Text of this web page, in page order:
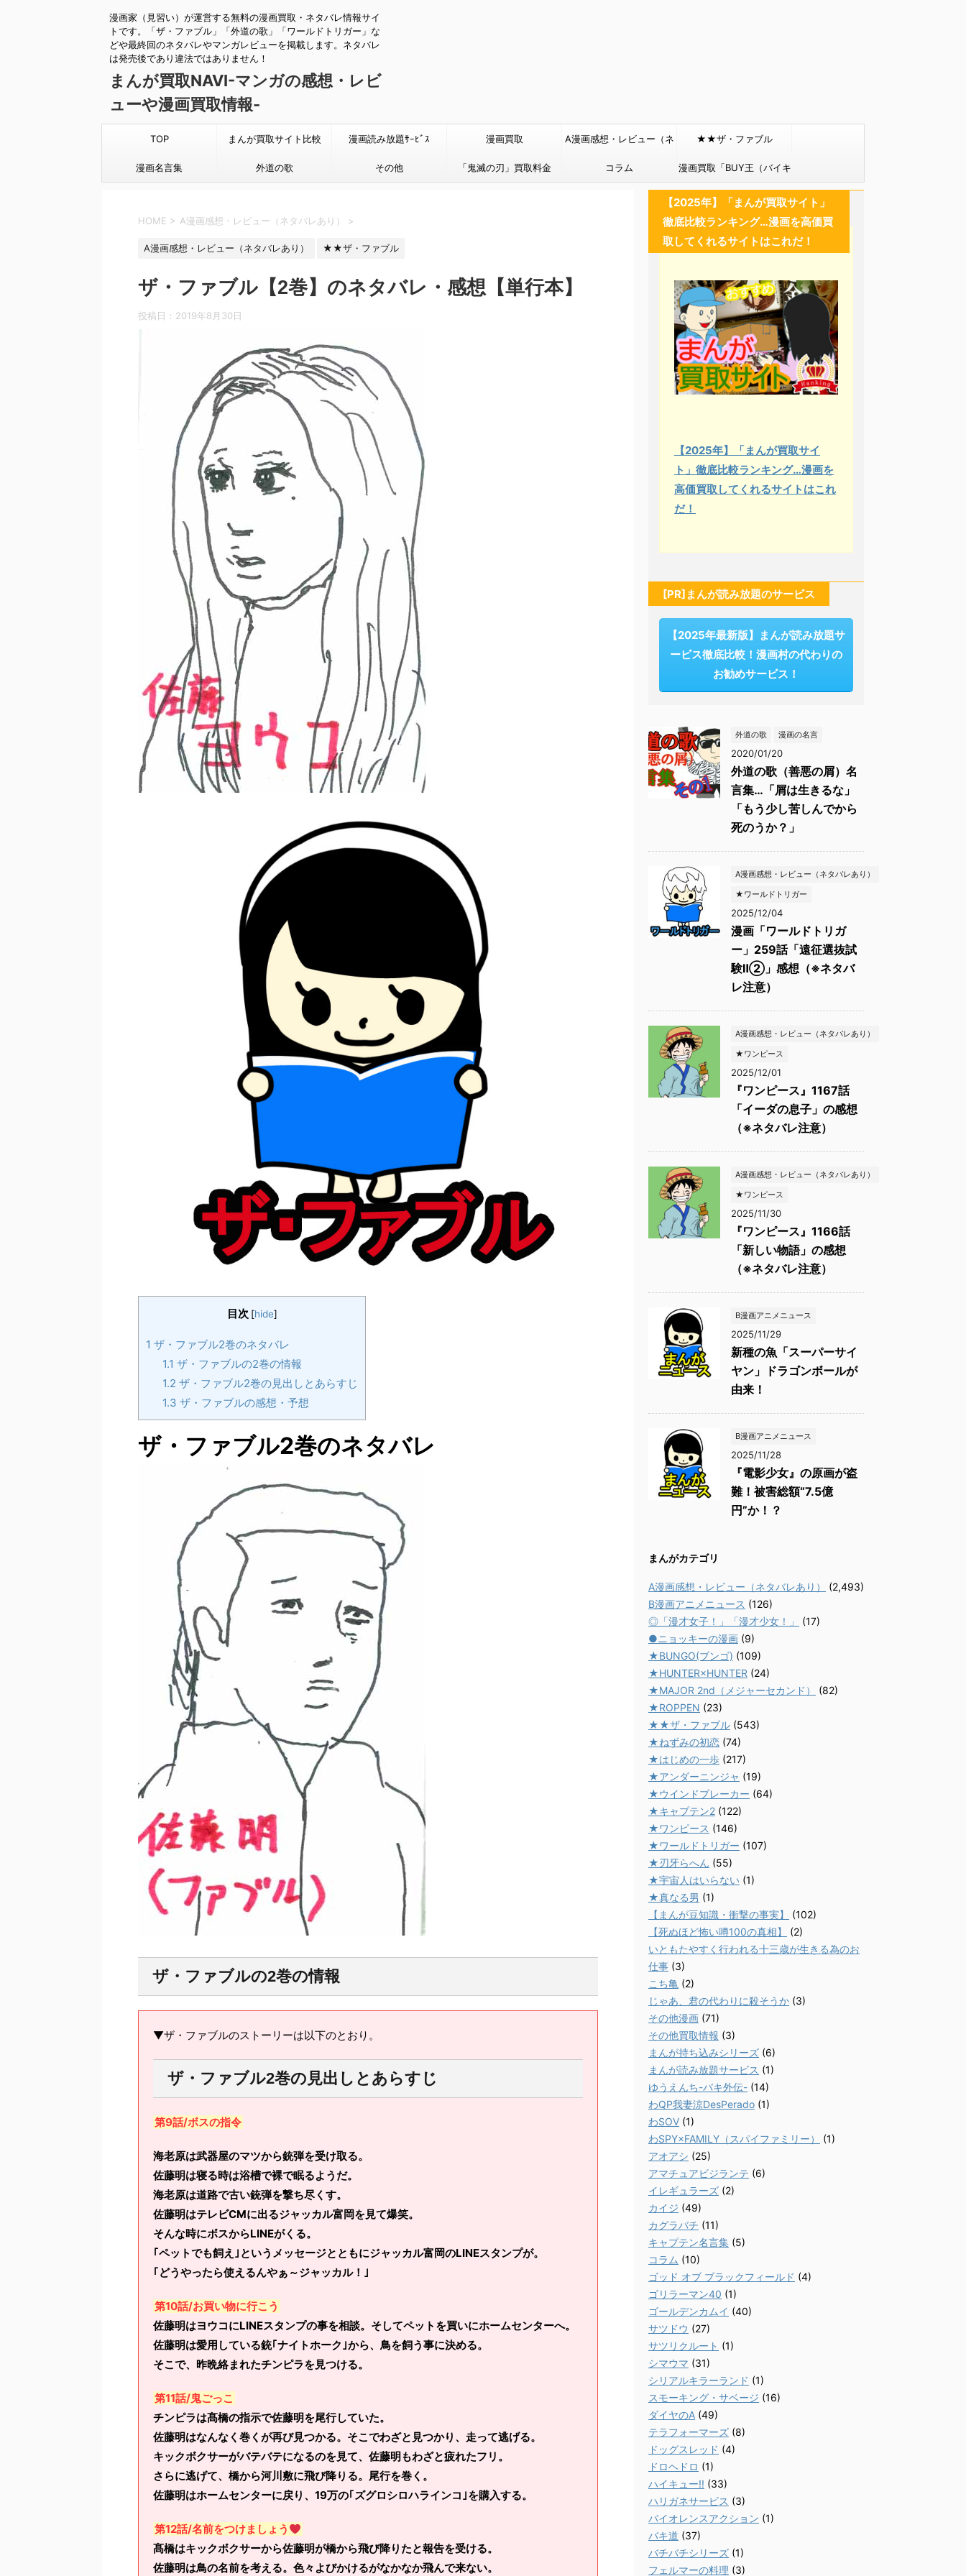
漫画家（見習い）が運営する無料の漫画買取・ネタバレ情報サイ
トです。「ザ・ファブル」「外道の歌」「ワールドトリガー」な
どや最終回のネタバレやマンガレビューを掲載します。ネタバレ
は発売後であり違法ではありません！
まんが買取NAVI-マンガの感想・レビ
ューや漫画買取情報-
TOP まんが買取サイト比較 漫画読み放題ｻｰﾋﾞｽ 漫画買取 A漫画感想・レビュー（ネ
タバレあり）
★★ザ・ファブル
漫画名言集 外道の歌 その他 「鬼滅の刃」買取料金 コラム 漫画買取「BUY王（バイキ
ング）」
HOME > A漫画感想・レビュー（ネタバレあり） >
A漫画感想・レビュー（ネタバレあり） ★★ザ・ファブル
ザ・ファブル【2巻】のネタバレ・感想【単行本】
投稿日： 2019年8月30日
目次 [hide]
1 ザ・ファブル2巻のネタバレ
1.1 ザ・ファブルの2巻の情報
1.2 ザ・ファブル2巻の見出しとあらすじ
1.3 ザ・ファブルの感想・予想
ザ・ファブル2巻のネタバレ
ザ・ファブルの2巻の情報
▼ザ・ファブルのストーリーは以下のとおり。
ザ・ファブル2巻の見出しとあらすじ
第9話/ボスの指令
海老原は武器屋のマツから銃弾を受け取る。
佐藤明は寝る時は浴槽で裸で眠るようだ。
海老原は道路で古い銃弾を撃ち尽くす。
佐藤明はテレビCMに出るジャッカル富岡を見て爆笑。
そんな時にボスからLINEがくる。
｢ペットでも飼え｣というメッセージとともにジャッカル富岡のLINEスタンプが。
｢どうやったら使えるんやぁ～ジャッカル！｣
第10話/お買い物に行こう
佐藤明はヨウコにLINEスタンプの事を相談。そしてペットを買いにホームセンターへ。
佐藤明は愛用している銃｢ナイトホーク｣から、鳥を飼う事に決める。
そこで、昨晩絡まれたチンピラを見つける。
第11話/鬼ごっこ
チンピラは髙橋の指示で佐藤明を尾行していた。
佐藤明はなんなく巻くが再び見つかる。そこでわざと見つかり、走って逃げる。
キックボクサーがバテバテになるのを見て、佐藤明もわざと疲れたフリ。
さらに逃げて、橋から河川敷に飛び降りる。尾行を巻く。
佐藤明はホームセンターに戻り、19万の｢ズグロシロハラインコ｣を購入する。
第12話/名前をつけましょう
髙橋はキックボクサーから佐藤明が橋から飛び降りたと報告を受ける。
佐藤明は鳥の名前を考える。色々よびかけるがなかなか飛んで来ない。
【2025年】「まんが買取サイト」
徹底比較ランキング…漫画を高価買
取してくれるサイトはこれだ！
【2025年】「まんが買取サイ
ト」徹底比較ランキング…漫画を
高価買取してくれるサイトはこれ
だ！
[PR]まんが読み放題のサービス
【2025年最新版】まんが読み放題サ
ービス徹底比較！漫画村の代わりの
お勧めサービス！
外道の歌 漫画の名言
2020/01/20
外道の歌（善悪の屑）名
言集…「屑は生きるな」
「もう少し苦しんでから
死のうか？」
A漫画感想・レビュー（ネタバレあり）
★ワールドトリガー
2025/12/04
漫画「ワールドトリガ
ー」259話「遠征選抜試
験Ⅱ②」感想（※ネタバ
レ注意）
A漫画感想・レビュー（ネタバレあり）
★ワンピース
2025/12/01
『ワンピース』1167話
「イーダの息子」の感想
（※ネタバレ注意）
A漫画感想・レビュー（ネタバレあり）
★ワンピース
2025/11/30
『ワンピース』1166話
「新しい物語」の感想
（※ネタバレ注意）
B漫画アニメニュース
2025/11/29
新種の魚「スーパーサイ
ヤン」ドラゴンボールが
由来！
B漫画アニメニュース
2025/11/28
『電影少女』の原画が盗
難！被害総額“7.5億
円”か！？
まんがカテゴリ
A漫画感想・レビュー（ネタバレあり）
(2,493)
B漫画アニメニュース (126)
◎「漫才女子！」「漫才少女！」
(17)
●ニョッキーの漫画 (9)
★BUNGO(ブンゴ) (109)
★HUNTER×HUNTER (24)
★MAJOR 2nd（メジャーセカンド）
(82)
★ROPPEN (23)
★★ザ・ファブル (543)
★ねずみの初恋 (74)
★はじめの一歩 (217)
★アンダーニンジャ (19)
★ウインドブレーカー (64)
★キャプテン2 (122)
★ワンピース (146)
★ワールドトリガー (107)
★刃牙らへん (55)
★宇宙人はいらない (1)
★真なる男 (1)
【まんが豆知識・衝撃の事実】
(102)
【死ぬほど怖い噂100の真相】
(2)
いともたやすく行われる十三歳が生きる為のお
仕事 (3)
こち亀 (2)
じゃあ、君の代わりに殺そうか (3)
その他漫画 (71)
その他買取情報 (3)
まんが持ち込みシリーズ (6)
まんが読み放題サービス (1)
ゆうえんち-バキ外伝- (14)
わQP我妻涼DesPerado (1)
わSOV (1)
わSPY×FAMILY（スパイファミリー）
(1)
アオアシ (25)
アマチュアビジランテ (6)
イレギュラーズ (2)
カイジ (49)
カグラバチ (11)
キャプテン名言集 (5)
コラム (10)
ゴッド オブ ブラックフィールド (4)
ゴリラーマン40 (1)
ゴールデンカムイ (40)
サツドウ (27)
サツリクルート (1)
シマウマ (31)
シリアルキラーランド (1)
スモーキング・サベージ (16)
ダイヤのA (49)
テラフォーマーズ (8)
ドッグスレッド (4)
ドロヘドロ (1)
ハイキュー!! (33)
ハリガネサービス (3)
バイオレンスアクション (1)
バキ道 (37)
バチバチシリーズ (1)
フェルマーの料理 (3)